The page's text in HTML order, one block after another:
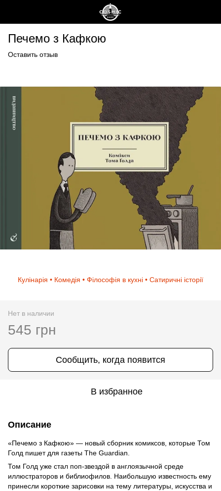
Печемо з Кафкою
Оставить отзыв
Кулінарія • Комедія • Філософія в кухні • Сатиричні історії
Нет в наличии
545 грн
Сообщить, когда появится
В избранное
Описание
«Печемо з Кафкою» — новый сборник комиксов, которые Том
Голд пишет для газеты The Guardian.
Том Голд уже стал поп-звездой в англоязычной среде
иллюстраторов и библиофилов. Наибольшую известность ему
принесли короткие зарисовки на тему литературы, искусства и